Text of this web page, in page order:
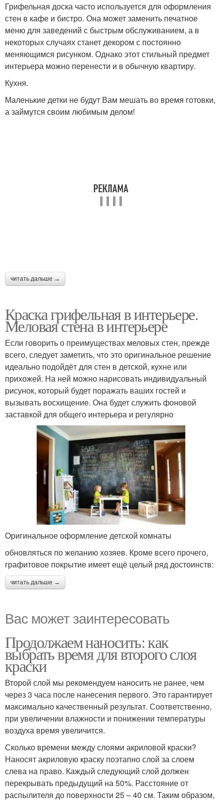
Грифельная доска часто используется для оформления
стен в кафе и бистро. Она может заменить печатное
меню для заведений с быстрым обслуживанием, а в
некоторых случаях станет декором с постоянно
меняющимся рисунком. Однако этот стильный предмет
интерьера можно перенести и в обычную квартиру.
Кухня.
Маленькие детки не будут Вам мешать во время готовки,
а займутся своим любимым делом!
читать дальше →
Краска грифельная в интерьере.
Меловая стена в интерьере
Если говорить о преимуществах меловых стен, прежде
всего, следует заметить, что это оригинальное решение
идеально подойдёт для стен в детской, кухне или
прихожей. На ней можно нарисовать индивидуальный
рисунок, который будет поражать ваших гостей и
вызывать восхищение. Она будет служить фоновой
заставкой для общего интерьера и регулярно
Оригинальное оформление детской комнаты
обновляться по желанию хозяев. Кроме всего прочего,
графитовое покрытие имеет ещё целый ряд достоинств:
читать дальше →
Вас может заинтересовать
Продолжаем наносить: как
выбрать время для второго слоя
краски
Второй слой мы рекомендуем наносить не ранее, чем
через 3 часа после нанесения первого. Это гарантирует
максимально качественный результат. Соответственно,
при увеличении влажности и понижении температуры
воздуха время увеличится.
Сколько времени между слоями акриловой краски?
Наносят акриловую краску поэтапно слой за слоем
слева на право. Каждый следующий слой должен
перекрывать предыдущий на 50%. Расстояние от
распылителя до поверхности 25 – 40 см. Таким образом,